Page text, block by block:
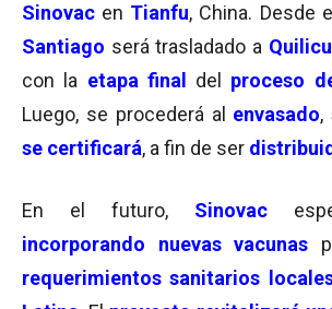
Sinovac en Tianfu, China. Desde
Santiago será trasladado a
con la etapa final del proceso
Luego, se procederá al envasado,
se certificará, a fin de ser
En el futuro, Sinovac
incorporando nuevas vacunas
requerimientos sanitarios